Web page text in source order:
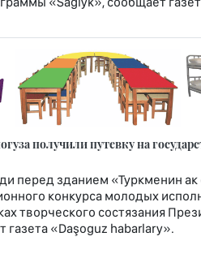
получили путевку на
перед зданием «Туркменин
конкурса молодых
творческого состязания
газета «Daşoguz habarlary».